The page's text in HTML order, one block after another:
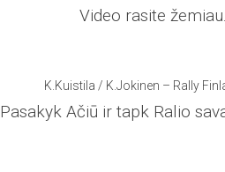
Video rasite žemiau.
K.Kuistila / K.Jokinen – Rally
Pasakyk Ačiū ir tapk Ralio